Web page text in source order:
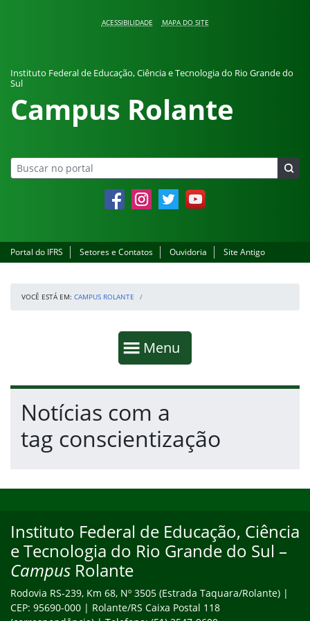
ACESSIBILIDADE MAPA DO SITE
Instituto Federal de Educação, Ciência e Tecnologia do Rio Grande do
Sul
Campus Rolante
FacebookInstagramTwitter YouTube
Portal do IFRS Setores e Contatos Ouvidoria Site Antigo
VOCÊ ESTÁ EM: CAMPUS ROLANTE
Mostrar
Menu
Fim da navegação
Início do conteúdo
Notícias com a
tag conscientização
Endereço
Instituto Federal de Educação, Ciência
e Tecnologia do Rio Grande do Sul –
Campus Rolante
Rodovia RS-239, Km 68, Nº 3505 (Estrada Taquara/Rolante) |
CEP: 95690-000 | Rolante/RS Caixa Postal 118